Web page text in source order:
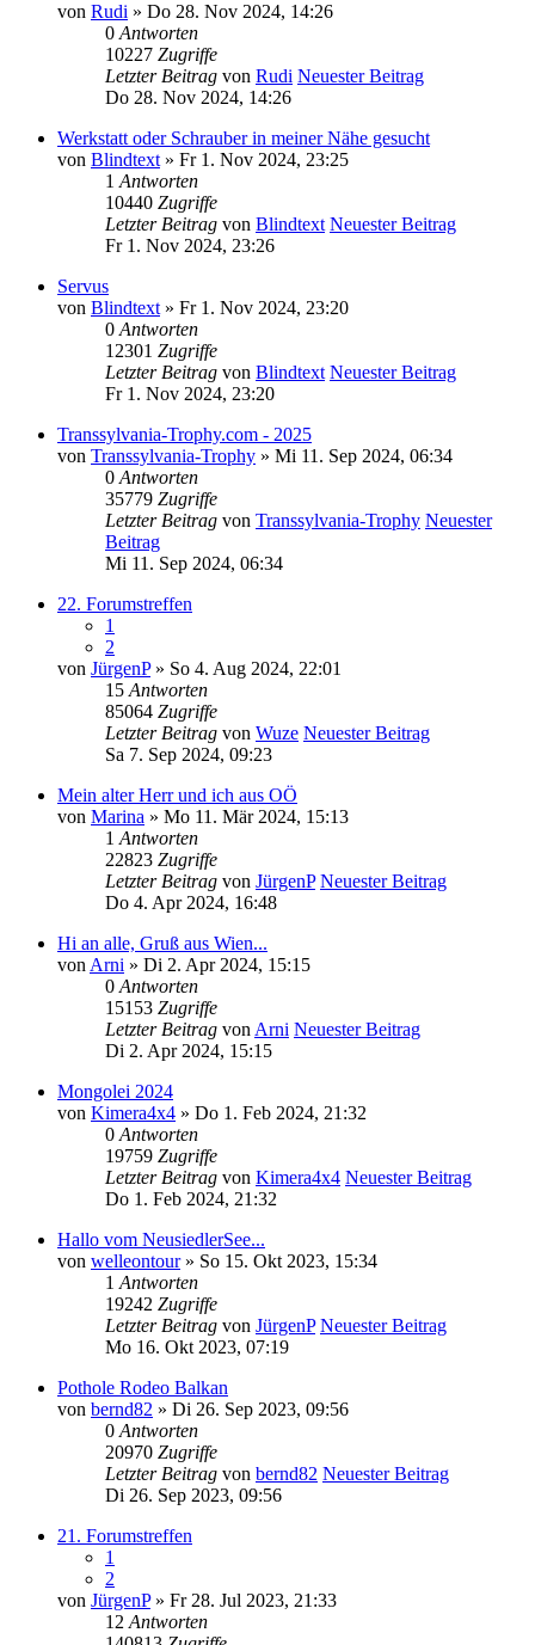
von Rudi » Do 28. Nov 2024, 14:26
0 Antworten
10227 Zugriffe
Letzter Beitrag von Rudi Neuester Beitrag
Do 28. Nov 2024, 14:26
Werkstatt oder Schrauber in meiner Nähe gesucht
von Blindtext » Fr 1. Nov 2024, 23:25
1 Antworten
10440 Zugriffe
Letzter Beitrag von Blindtext Neuester Beitrag
Fr 1. Nov 2024, 23:26
Servus
von Blindtext » Fr 1. Nov 2024, 23:20
0 Antworten
12301 Zugriffe
Letzter Beitrag von Blindtext Neuester Beitrag
Fr 1. Nov 2024, 23:20
Transsylvania-Trophy.com - 2025
von Transsylvania-Trophy » Mi 11. Sep 2024, 06:34
0 Antworten
35779 Zugriffe
Letzter Beitrag von Transsylvania-Trophy Neuester
Beitrag
Mi 11. Sep 2024, 06:34
22. Forumstreffen
1
2
von JürgenP» So 4. Aug 2024, 22:01
15 Antworten
85064 Zugriffe
Letzter Beitrag von Wuze Neuester Beitrag
Sa 7. Sep 2024, 09:23
Mein alter Herr und ich aus OÖ
von Marina » Mo 11. Mär 2024, 15:13
1 Antworten
22823 Zugriffe
Letzter Beitrag von JürgenP Neuester Beitrag
Do 4. Apr 2024, 16:48
Hi an alle, Gruß aus Wien...
von Arni » Di 2. Apr 2024, 15:15
0 Antworten
15153 Zugriffe
Letzter Beitrag von Arni Neuester Beitrag
Di 2. Apr 2024, 15:15
Mongolei 2024
von Kimera4x4 » Do 1. Feb 2024, 21:32
0 Antworten
19759 Zugriffe
Letzter Beitrag von Kimera4x4 Neuester Beitrag
Do 1. Feb 2024, 21:32
Hallo vom NeusiedlerSee...
von welleontour» So 15. Okt 2023, 15:34
1 Antworten
19242 Zugriffe
Letzter Beitrag von JürgenP Neuester Beitrag
Mo 16. Okt 2023, 07:19
Pothole Rodeo Balkan
von bernd82 » Di 26. Sep 2023, 09:56
0 Antworten
20970 Zugriffe
Letzter Beitrag von bernd82 Neuester Beitrag
Di 26. Sep 2023, 09:56
21. Forumstreffen
1
2
von JürgenP» Fr 28. Jul 2023, 21:33
12 Antworten